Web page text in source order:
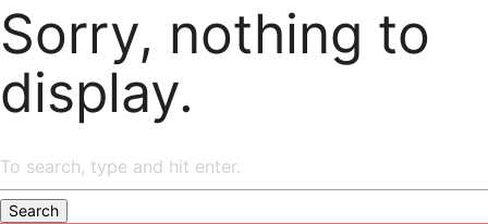
Sorry, nothing to
display.
Search